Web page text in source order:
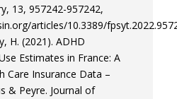
13, 957242-957242,
articles/10.3389/
H. (2021). ADHD
Estimates in France: A
Care Insurance Data –
& Peyre. Journal of